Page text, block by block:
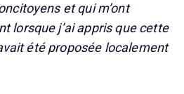
et qui m’ont
lorsque j’ai appris que cette
été proposée localement